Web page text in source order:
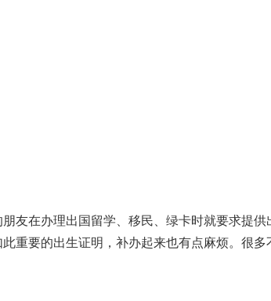
友在办理出国留学、移民、绿卡时就要求提供
重要的出生证明，补办起来也有点麻烦。很多